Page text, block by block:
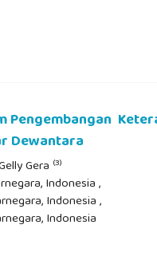
Pengembangan
Dewantara
Gera (3)
Indonesia ,
Indonesia ,
Indonesia